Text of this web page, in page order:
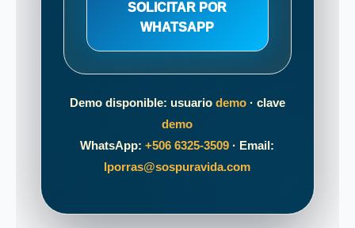
SOLICITAR POR
WHATSAPP
Demo disponible: usuario demo· clave
demo
WhatsApp:+506 6325-3509 · Email:
lporras@sospuravida.com